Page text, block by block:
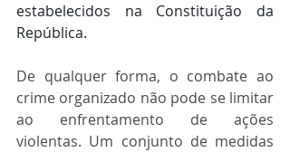
estabelecidos na Constituição da
República.
De qualquer forma, o combate ao
crime organizado não pode se limitar
ao enfrentamento de ações
violentas. Um conjunto de medidas